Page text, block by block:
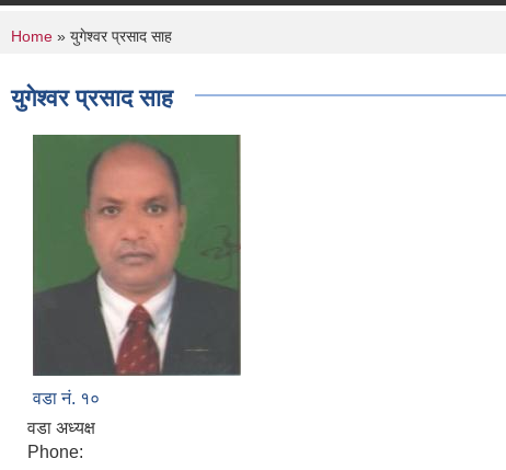
You are here
Home » युगेश्वर प्रसाद साह
युगेश्वर प्रसाद साह
वडा नं. १०
वडा अध्यक्ष
Phone: